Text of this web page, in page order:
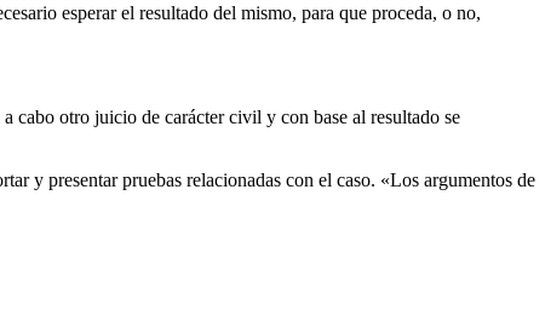
esperar el resultado del mismo, para que proceda, o no,
cabo otro juicio de carácter civil y con base al resultado se
y presentar pruebas relacionadas con el caso. «Los argumentos de